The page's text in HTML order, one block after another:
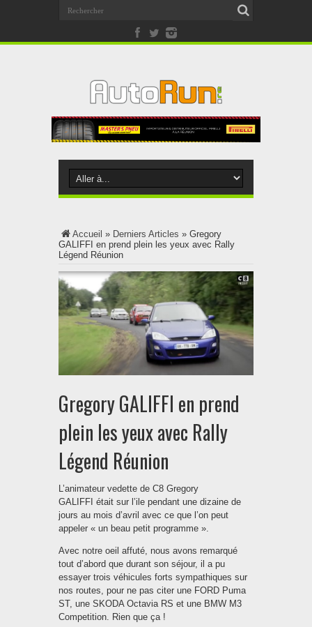
Accueil » Derniers Articles » Gregory
GALIFFI en prend plein les yeux avec Rally
Légend Réunion
Gregory GALIFFI en prend
plein les yeux avec Rally
Légend Réunion
L’animateur vedette de C8 Gregory
GALIFFI était sur l’ile pendant une dizaine de
jours au mois d’avril avec ce que l’on peut
appeler « un beau petit programme ».
Avec notre oeil affuté, nous avons remarqué
tout d’abord que durant son séjour, il a pu
essayer trois véhicules forts sympathiques sur
nos routes, pour ne pas citer une FORD Puma
ST, une SKODA Octavia RS et une BMW M3
Competition. Rien que ça !